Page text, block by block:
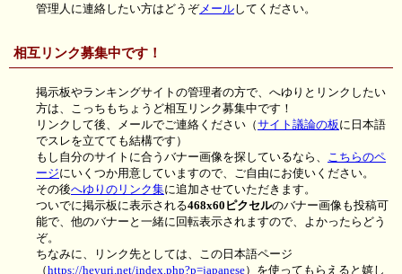
管理人に連絡したい方はどうぞメールしてください。
相互リンク募集中です！
掲示板やランキングサイトの管理者の方で、へゆりとリンクしたい
方は、こっちもちょうど相互リンク募集中です！
リンクして後、メールでご連絡ください（サイト議論の板に日本語
でスレを立てても結構です）
もし自分のサイトに合うバナー画像を探しているなら、
こちらのペ
ージにいくつか用意していますので、ご自由にお使いください。
その後へゆりのリンク集に追加させていただきます。
ついでに掲示板に表示される468x60ピクセルのバナー画像も投稿可
能で、他のバナーと一緒に回転表示されますので、よかったらどう
ぞ。
ちなみに、リンク先としては、この日本語ページ
（https://heyuri.net/index.php?p=japanese）を使ってもらえると嬉し